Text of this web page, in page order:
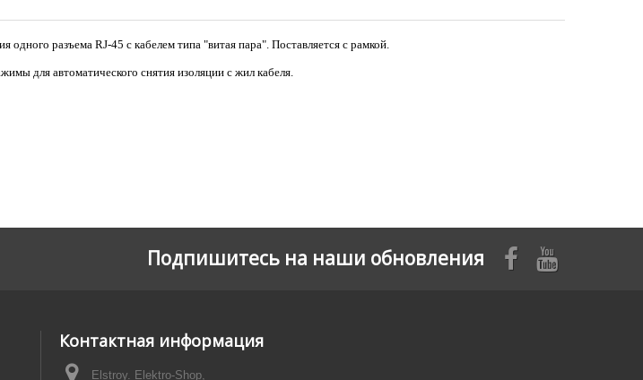
разъема RJ-45 с кабелем типа "витая пара". Поставляется с рамкой.
для автоматического снятия изоляции с жил кабеля.
Подпишитесь на наши обновления
Контактная информация
Elstroy. Elektro-Shop,